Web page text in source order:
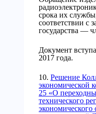
срока их
соответствии с
государства —
Документ
2017 года.
10. Решение
экономической
25 «О
технического
экономического